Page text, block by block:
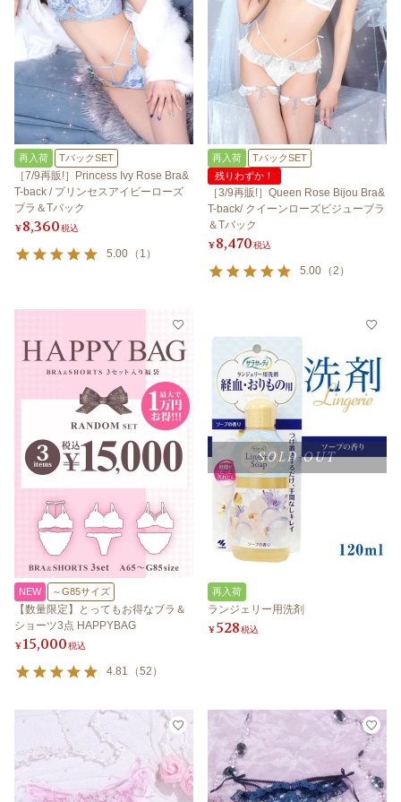
再入荷 TバックSET
［7/9再販!］Princess Ivy Rose Bra&
T-back / プリンセスアイビーローズ
ブラ＆Tバック
¥8,360税込
5.00 （ 1 ）
再入荷
TバックSET
残りわずか！
［3/9再販!］Queen Rose Bijou Bra&
T-back/ クイーンローズビジューブラ
＆Tバック
¥8,470税込
5.00 （2 ）
NEW ～G85サイズ
【数量限定】とってもお得なブラ＆
ショーツ3点 HAPPYBAG
¥15,000税込
4.81 （52 ）
SOLD OUT
再入荷
ランジェリー用洗剤
¥528税込